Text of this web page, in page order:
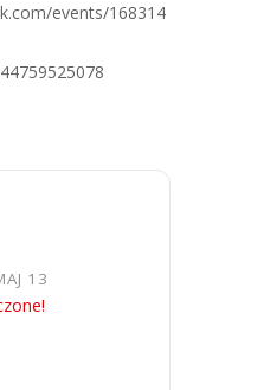
events/168314
13